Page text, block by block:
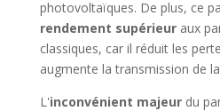
photovoltaïques. De plus, ce
rendement supérieuraux
classiques, car il réduit les
augmente la transmission de
L'inconvénient majeurdu